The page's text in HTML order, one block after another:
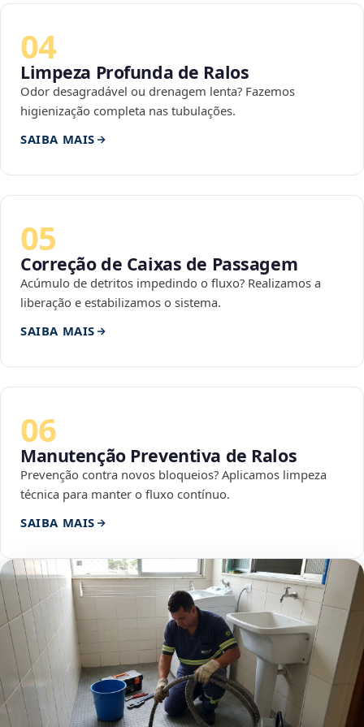
04
Limpeza Profunda de Ralos
Odor desagradável ou drenagem lenta? Fazemos
higienização completa nas tubulações.
SAIBA MAIS
05
Correção de Caixas de Passagem
Acúmulo de detritos impedindo o fluxo? Realizamos a
liberação e estabilizamos o sistema.
SAIBA MAIS
06
Manutenção Preventiva de Ralos
Prevenção contra novos bloqueios? Aplicamos limpeza
técnica para manter o fluxo contínuo.
SAIBA MAIS